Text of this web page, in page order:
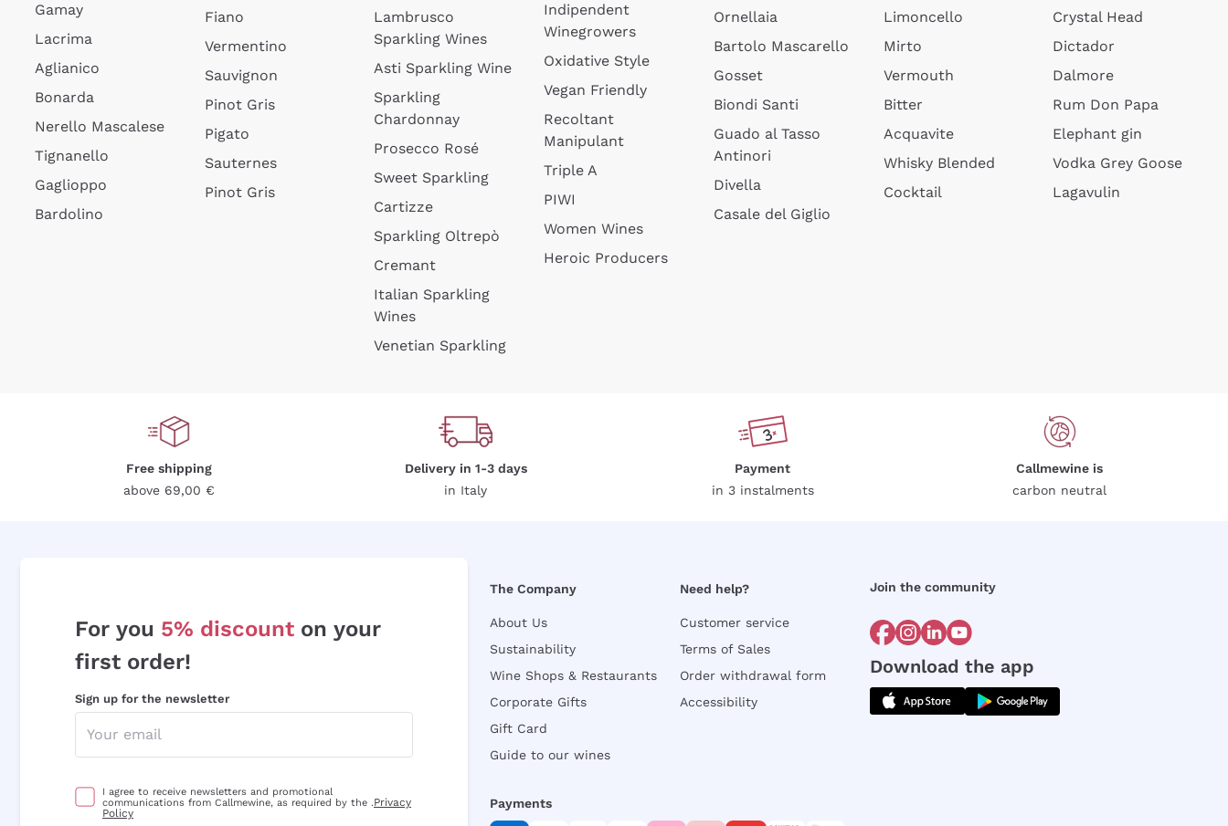
Gamay
Lacrima
Aglianico
Bonarda
Nerello Mascalese
Tignanello
Gaglioppo
Bardolino
Fiano
Vermentino
Sauvignon
Pinot Gris
Pigato
Sauternes
Pinot Gris
Lambrusco
Sparkling Wines
Asti Sparkling Wine
Sparkling
Chardonnay
Prosecco Rosé
Sweet Sparkling
Cartizze
Sparkling Oltrepò
Cremant
Italian Sparkling
Wines
Venetian Sparkling
Indipendent
Winegrowers
Oxidative Style
Vegan Friendly
Recoltant
Manipulant
Triple A
PIWI
Women Wines
Heroic Producers
Ornellaia
Bartolo Mascarello
Gosset
Biondi Santi
Guado al Tasso
Antinori
Divella
Casale del Giglio
Limoncello
Mirto
Vermouth
Bitter
Acquavite
Whisky Blended
Cocktail
Crystal Head
Dictador
Dalmore
Rum Don Papa
Elephant gin
Vodka Grey Goose
Lagavulin
Free shipping
above 69,00 €
Delivery in 1-3 days
in Italy
Payment
in 3 instalments
Callmewine is
carbon neutral
For you 5% discount on your
first order!
Sign up for the newsletter
I agree to receive newsletters and promotional
communications from Callmewine, as required by the .Privacy
Policy
The Company
About Us
Sustainability
Wine Shops & Restaurants
Corporate Gifts
Gift Card
Guide to our wines
Need help?
Customer service
Terms of Sales
Order withdrawal form
Accessibility
Join the community
Download the app
Payments